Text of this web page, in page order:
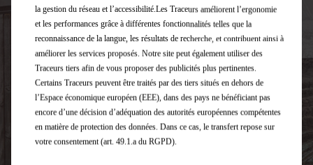
la gestion du réseau et l’accessibilité.Les Traceurs améliorent l’ergonomie
et les performances grâce à différentes fonctionnalités telles que la
reconnaissance de la langue, les résultats de recherche, et contribuent ainsi à
améliorer les services proposés. Notre site peut également utiliser des
Traceurs tiers afin de vous proposer des publicités plus pertinentes.
Certains Traceurs peuvent être traités par des tiers situés en dehors de
l’Espace économique européen (EEE), dans des pays ne bénéficiant pas
encore d’une décision d’adéquation des autorités européennes compétentes
en matière de protection des données. Dans ce cas, le transfert repose sur
votre consentement (art. 49.1.a du RGPD).